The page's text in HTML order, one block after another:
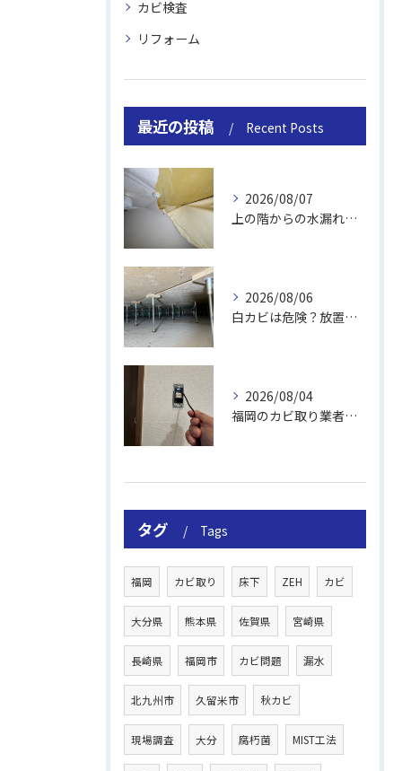
カビ検査
リフォーム
最近の投稿 Recent Posts
2026/08/07
上の階からの水漏れでカビ｜対処法と業者
2026/08/06
白カビは危険？放置のリスクと取り方
2026/08/04
福岡のカビ取り業者おすすめの選び方と費用
タグ Tags
福岡 カビ取り 床下 ZEH カビ
大分県 熊本県 佐賀県 宮崎県
長崎県 福岡市 カビ問題 漏水
北九州市 久留米市 秋カビ
現場調査 大分 腐朽菌 MIST工法